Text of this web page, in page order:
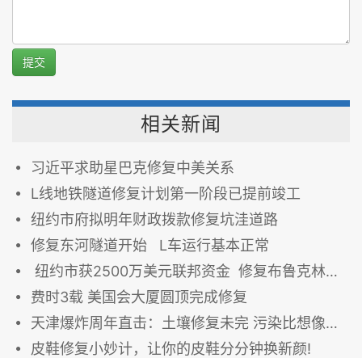
提交
相关新闻
习近平求助星巴克修复中美关系
L线地铁隧道修复计划第一阶段已提前竣工
纽约市府拟明年财政拨款修复坑洼道路
修复东河隧道开始 L车运行基本正常
纽约市获2500万美元联邦资金 修复布鲁克林大桥
费时3载 美国会大厦圆顶完成修复
天津爆炸周年直击：土壤修复未完 污染比想像严重
皮鞋修复小妙计，让你的皮鞋分分钟换新颜!